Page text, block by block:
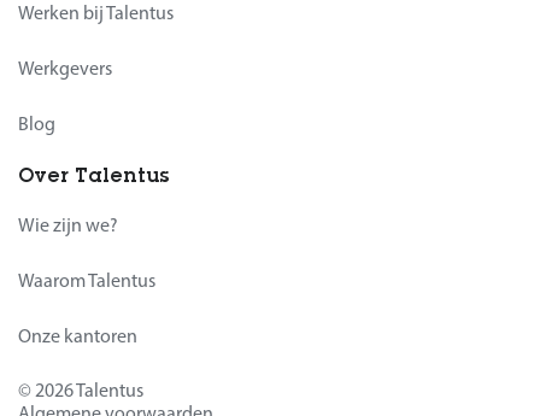
Werken bij Talentus
Werkgevers
Blog
Over Talentus
Wie zijn we?
Waarom Talentus
Onze kantoren
© 2026 Talentus